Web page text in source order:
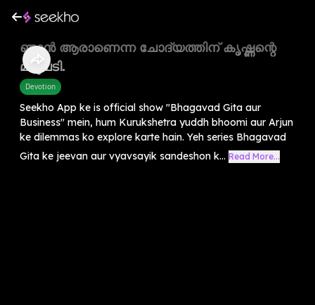
ഞാൻ ആരാണെന്ന ചോദ്യത്തിന് കൃഷ്ണന്റെ
മറുപടി.
Devotion
Seekho App ke is official show "Bhagavad Gita aur
Business" mein, hum Kurukshetra yuddh bhoomi aur Arjun
ke dilemmas ko explore karte hain. Yeh series Bhagavad
Gita ke jeevan aur vyavsayik sandeshon k... Read More...